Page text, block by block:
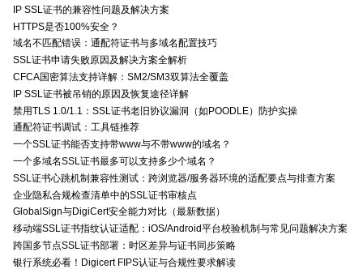
IP SSL证书的兼容性问题及解决方案
HTTPS是否100%安全？
域名不匹配错误：通配符证书与多域名配置技巧
SSL证书申请失败原因及解决方案全解析
CFCA国密算法支持详解：SM2/SM3双算法全覆盖
IP SSL证书被吊销的原因及恢复途径详解
禁用TLS 1.0/1.1：SSL证书老旧协议漏洞（如POODLE）防护实操
通配符证书调试：工具链推荐
一个SSL证书能否支持带www与不带www的域名？
一个多域名SSL证书最多可以支持多少个域名？
SSL证书心跳机制兼容性测试：跨浏览器/服务器环境的适配要点与排查方案
企业隐私合规检查清单中的SSL证书审核点
GlobalSign与DigiCert安全能力对比（最新数据）
移动端SSL证书指纹认证适配：iOS/Android平台校验机制与常见问题解决方案
跨国多节点SSL证书部署：时区差异与证书同步策略
银行系统必看！Digicert FIPS认证与合规性要求解读